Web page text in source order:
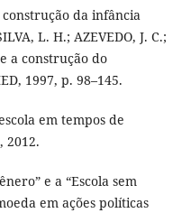
da infância
L. H.; AZEVEDO, J. C.;
a construção do
1997, p. 98–145.
em tempos de
2012.
e a “Escola sem
em ações políticas